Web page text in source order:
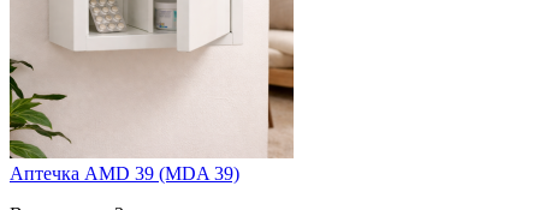
Аптечка AMD 39 (MDA 39)